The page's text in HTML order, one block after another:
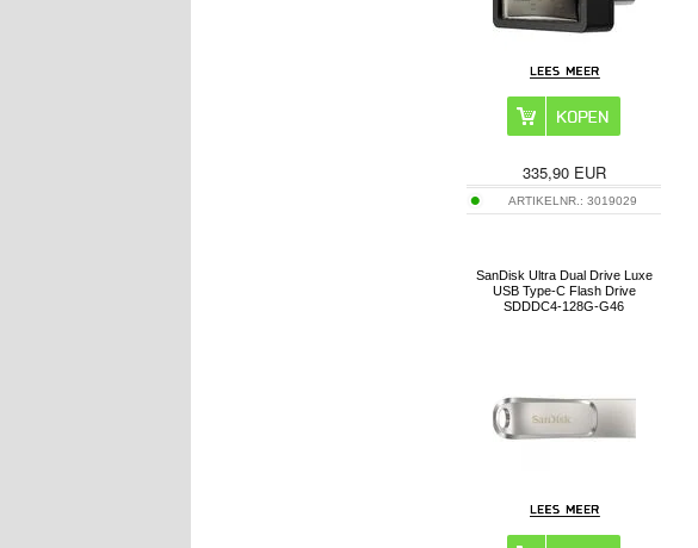
335,90EUR
ARTIKELNR.:3019029
SanDisk Ultra Dual Drive Luxe
USB Type-C Flash Drive
SDDDC4-128G-G46